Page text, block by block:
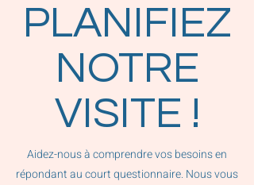
PLANIFIEZ
NOTRE
VISITE !
Aidez-nous à comprendre vos besoins en
répondant au court questionnaire. Nous vous